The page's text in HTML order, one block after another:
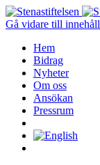
Gå vidare till innehåll
Hem
Bidrag
Nyheter
Om oss
Ansökan
Pressrum